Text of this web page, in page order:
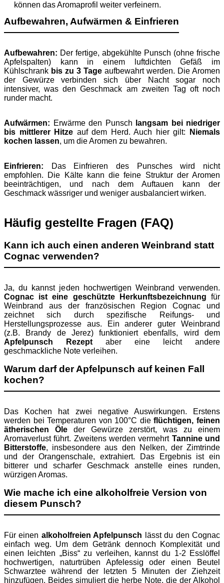
können das Aromaprofil weiter verfeinern.
Aufbewahren, Aufwärmen & Einfrieren
Aufbewahren: Der fertige, abgekühlte Punsch (ohne frische
Apfelspalten) kann in einem luftdichten Gefäß im
Kühlschrank bis zu 3 Tage aufbewahrt werden. Die Aromen
der Gewürze verbinden sich über Nacht sogar noch
intensiver, was den Geschmack am zweiten Tag oft noch
runder macht.
Aufwärmen: Erwärme den Punsch
langsam bei niedriger
bis mittlerer Hitze auf dem Herd. Auch hier gilt:
Niemals
kochen lassen, um die Aromen zu bewahren.
Einfrieren: Das Einfrieren des Punsches wird nicht
empfohlen. Die Kälte kann die feine Struktur der Aromen
beeinträchtigen, und nach dem Auftauen kann der
Geschmack wässriger und weniger ausbalanciert wirken.
Häufig gestellte Fragen (FAQ)
Kann ich auch einen anderen Weinbrand statt
Cognac verwenden?
Ja, du kannst jeden hochwertigen Weinbrand verwenden.
Cognac ist eine geschützte Herkunftsbezeichnung für
Weinbrand aus der französischen Region Cognac und
zeichnet sich durch spezifische Reifungs- und
Herstellungsprozesse aus. Ein anderer guter Weinbrand
(z.B. Brandy de Jerez) funktioniert ebenfalls, wird dem
Apfelpunsch Rezept aber eine leicht andere
geschmackliche Note verleihen.
Warum darf der Apfelpunsch auf keinen Fall
kochen?
Das Kochen hat zwei negative Auswirkungen. Erstens
werden bei Temperaturen von 100°C dieflüchtigen, feinen
ätherischen Öle der Gewürze zerstört, was zu einem
Aromaverlust führt. Zweitens werden vermehrt Tannine und
Bitterstoffe, insbesondere aus den Nelken, der Zimtrinde
und der Orangenschale, extrahiert. Das Ergebnis ist ein
bitterer und scharfer Geschmack anstelle eines runden,
würzigen Aromas.
Wie mache ich eine alkoholfreie Version von
diesem Punsch?
Für einen alkoholfreien Apfelpunsch lässt du den Cognac
einfach weg. Um dem Getränk dennoch Komplexität und
einen leichten „Biss“ zu verleihen, kannst du 1-2 Esslöffel
hochwertigen, naturtrüben Apfelessig oder einen Beutel
Schwarztee während der letzten 5 Minuten der Ziehzeit
hinzufügen. Beides simuliert die herbe Note, die der Alkohol